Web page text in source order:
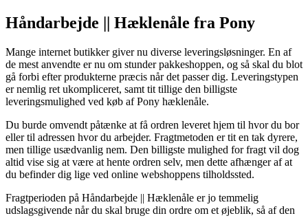
Håndarbejde || Hæklenåle fra Pony
Mange internet butikker giver nu diverse leveringsløsninger. En af
de mest anvendte er nu om stunder pakkeshoppen, og så skal du blot
gå forbi efter produkterne præcis når det passer dig. Leveringstypen
er nemlig ret ukompliceret, samt tit tillige den billigste
leveringsmulighed ved køb af Pony hæklenåle.
Du burde omvendt påtænke at få ordren leveret hjem til hvor du bor
eller til adressen hvor du arbejder. Fragtmetoden er tit en tak dyrere,
men tillige usædvanlig nem. Den billigste mulighed for fragt vil dog
altid vise sig at være at hente ordren selv, men dette afhænger af at
du befinder dig lige ved online webshoppens tilholdssted.
Fragtperioden på Håndarbejde || Hæklenåle er jo temmelig
udslagsgivende når du skal bruge din ordre om et øjeblik, så af den